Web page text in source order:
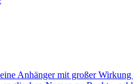
Anhänger mit großer